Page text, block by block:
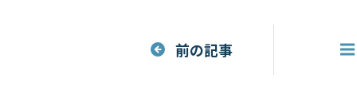
前の記事